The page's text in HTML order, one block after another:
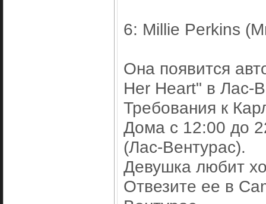
6: Millie Perkins
Она появится
Her Heart" в Лас-
Требования к
Дома с 12:00 до
(Лас-Вентурас).
Девушка любит
Отвезите ее в